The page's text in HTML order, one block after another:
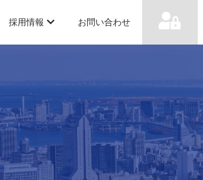
採用情報 お問い合わせ